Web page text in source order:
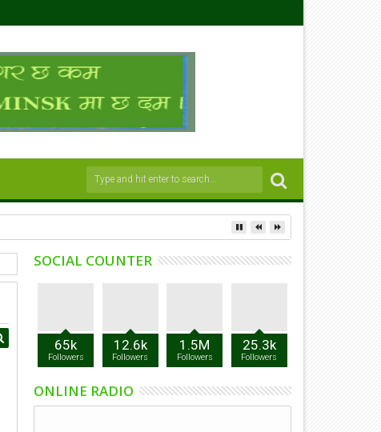
SOCIAL COUNTER
65k
Followers
12.6k
Followers
1.5M
Followers
25.3k
Followers
ONLINE RADIO